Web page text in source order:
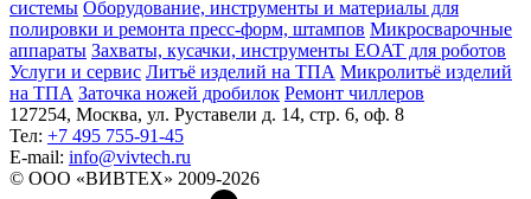
системы Оборудование, инструменты и материалы для
полировки и ремонта пресс-форм, штампов Микросварочные
аппараты Захваты, кусачки, инструменты EOAT для роботов
Услуги и сервис Литъё изделий на ТПА Микролитьё изделий
на ТПА Заточка ножей дробилок Ремонт чиллеров
127254, Москва, ул. Руставели д. 14, стр. 6, оф. 8
Тел: +7 495 755-91-45
Е-mail: info@vivtech.ru
© ООО «ВИВТЕХ» 2009-2026